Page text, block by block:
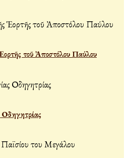
τοῦ Ἀποστόλου Παύλου